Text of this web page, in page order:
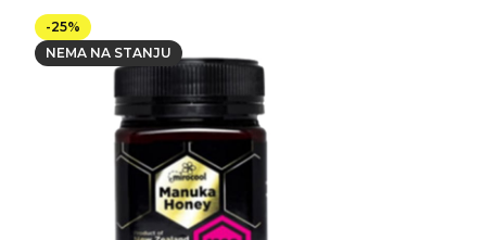
-25%
NEMA NA STANJU